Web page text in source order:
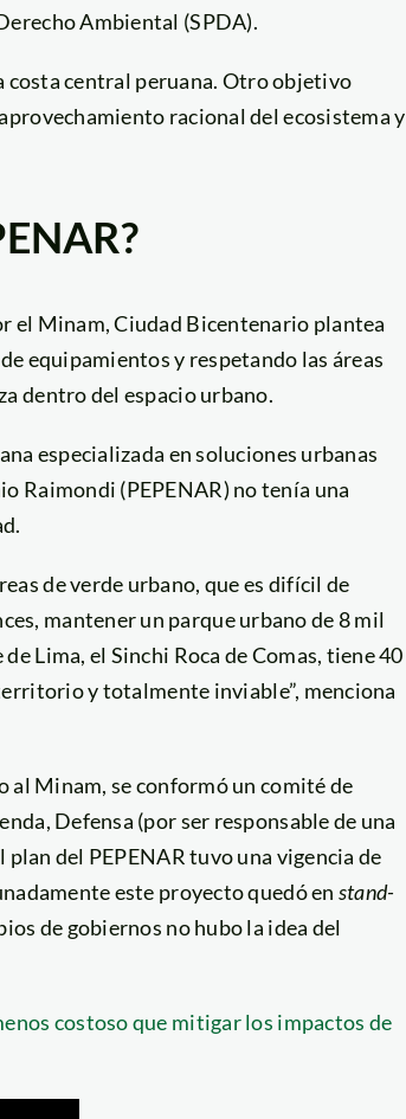
Ambiental (SPDA).
costa central peruana. Otro objetivo
racional del ecosistema y
el Minam, Ciudad Bicentenario plantea
equipamientos y respetando las áreas
dentro del espacio urbano.
especializada en soluciones urbanas
Raimondi (PEPENAR) no tenía una
de verde urbano, que es difícil de
mantener un parque urbano de 8 mil
Lima, el Sinchi Roca de Comas, tiene 40
y totalmente inviable”, menciona
al Minam, se conformó un comité de
Defensa (por ser responsable de una
del PEPENAR tuvo una vigencia de
este proyecto quedó en stand-
de gobiernos no hubo la idea del
costoso que mitigar los impactos de